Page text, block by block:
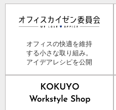
オフィスの快適を維持
する小さな取り組み。
アイデアレシピを公開